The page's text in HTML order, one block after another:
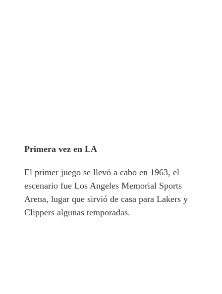
Primera vez en LA
El primer juego se llevó a cabo en 1963, el
escenario fue Los Angeles Memorial Sports
Arena, lugar que sirvió de casa para Lakers y
Clippers algunas temporadas.